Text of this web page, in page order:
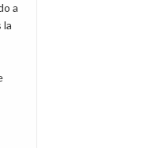
a
la